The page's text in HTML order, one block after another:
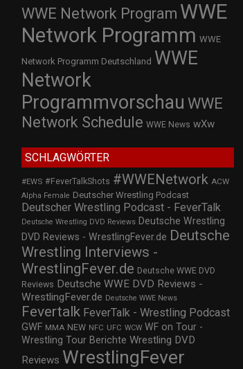
WWE Network Program WWE
Network Programm WWE
Network Programm Deutschland WWE
Network
Programmvorschau WWE
Network Schedule WWE News wXw
SCHLAGWÖRTER
#EWS #FeverTalkShots #WWENetwork ACW
Alpha Female Deutscher Wrestling Podcast
Deutscher Wrestling Podcast - FeverTalk
Deutsche Wrestling DVD Reviews Deutsche Wrestling
DVD Reviews - WrestlingFever.de Deutsche
Wrestling Interviews -
WrestlingFever.de Deutsche WWE DVD
Reviews Deutsche WWE DVD Reviews -
WrestlingFever.de Deutsche WWE News
Fevertalk FeverTalk - Wrestling Podcast
GWF MMA NEW NFC UFC WCW WF on Tour -
Wrestling Tour Berichte Wrestling DVD
Reviews WrestlingFever